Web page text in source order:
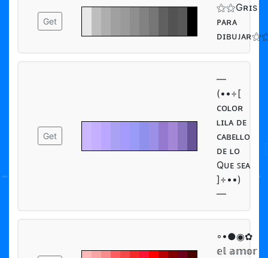
Get
⚝⚝Gʀɪs
ᴘᴀʀᴀ
Get
—
(••÷[
ᴄᴏʟᴏʀ
ʟɪʟᴀ ᴅᴇ
ᴄᴀʙᴇʟʟᴏ
ᴅᴇ ʟᴏ
Qᴜᴇ ꜱᴇᴀ
]÷••)
—
◦•●◉✿
𝕖𝕝 𝕒𝕞𝕠𝕣